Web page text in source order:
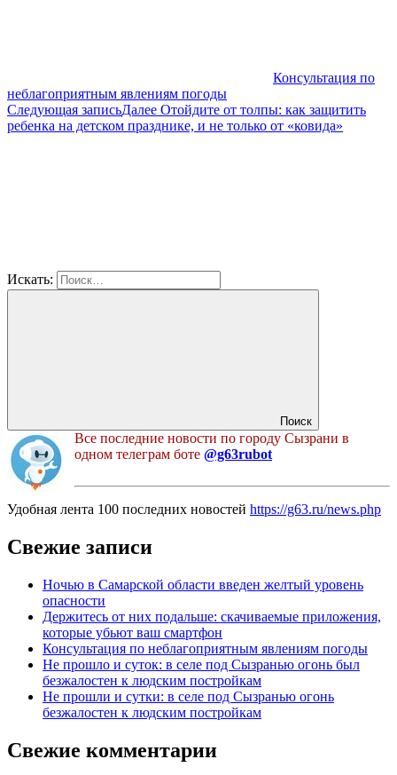
Консультация по
неблагоприятным явлениям погоды
Следующая записьДалее Отойдите от толпы: как защитить
ребенка на детском празднике, и не только от «ковида»
Искать:
Поиск
Все последние новости по городу Сызрани в
одном телеграм боте @g63rubot
Удобная лента 100 последних новостей https://g63.ru/news.php
Свежие записи
Ночью в Самарской области введен желтый уровень
опасности
Держитесь от них подальше: скачиваемые приложения,
которые убьют ваш смартфон
Консультация по неблагоприятным явлениям погоды
Не прошло и суток: в селе под Сызранью огонь был
безжалостен к людским постройкам
Не прошли и сутки: в селе под Сызранью огонь
безжалостен к людским постройкам
Свежие комментарии